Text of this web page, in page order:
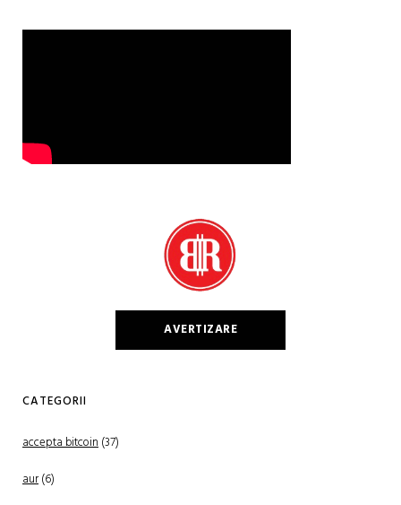
AVERTIZARE
CATEGORII
accepta bitcoin(37)
aur(6)